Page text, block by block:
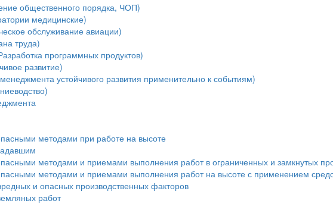
общественного порядка, ЧОП)
медицинские)
обслуживание авиации)
труда)
программных продуктов)
развитие)
устойчивого развития применительно к событиям)
методами при работе на высоте
методами и приемами выполнения работ в ограниченных и замкнутых
методами и приемами выполнения работ на высоте с применением
и опасных производственных факторов
работ